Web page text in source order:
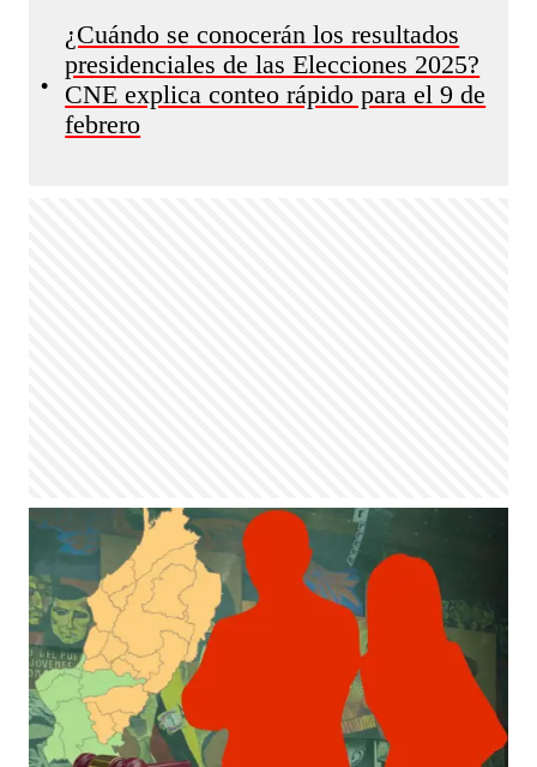
•
¿Cuándo se conocerán los resultados
presidenciales de las Elecciones 2025?
CNE explica conteo rápido para el 9 de
febrero